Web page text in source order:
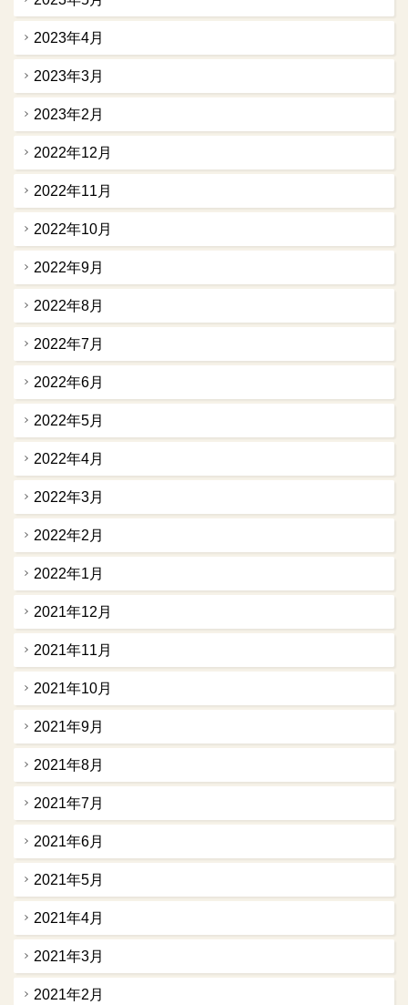
2023年4月
2023年3月
2023年2月
2022年12月
2022年11月
2022年10月
2022年9月
2022年8月
2022年7月
2022年6月
2022年5月
2022年4月
2022年3月
2022年2月
2022年1月
2021年12月
2021年11月
2021年10月
2021年9月
2021年8月
2021年7月
2021年6月
2021年5月
2021年4月
2021年3月
2021年2月